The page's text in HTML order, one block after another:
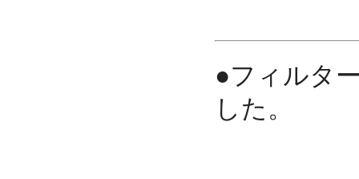
●フィルタ
した。